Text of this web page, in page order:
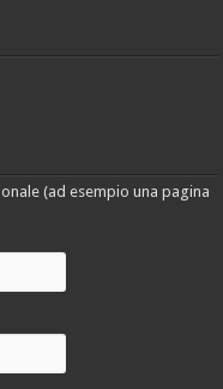
(ad esempio una pagina